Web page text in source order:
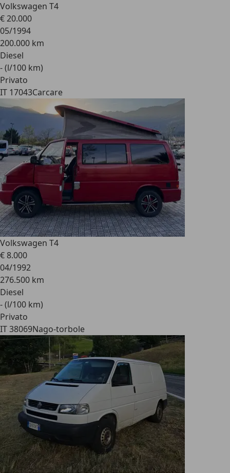
Volkswagen T4
€ 20.000
05/1994
200.000 km
Diesel
- (l/100 km)
Privato
IT 17043Carcare
Volkswagen T4
€ 8.000
04/1992
276.500 km
Diesel
- (l/100 km)
Privato
IT 38069Nago-torbole